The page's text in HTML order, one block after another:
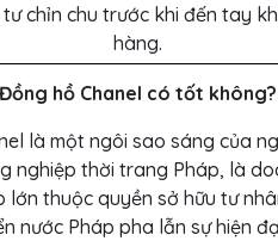
chỉn chu trước khi đến tay
hàng.
Đồng hồ Chanel có tốt không?
là một ngôi sao sáng của
nghiệp thời trang Pháp, là
lớn thuộc quyền sở hữu tư
nước Pháp pha lẫn sự hiện